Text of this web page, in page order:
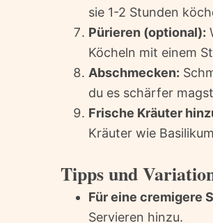
sie 1-2 Stunden
Pürieren (optional):
Köcheln mit einem
Abschmecken:
du es schärfer
Frische Kräuter
Kräuter wie
Tipps und
Für eine cremigere
Servieren hinzu.